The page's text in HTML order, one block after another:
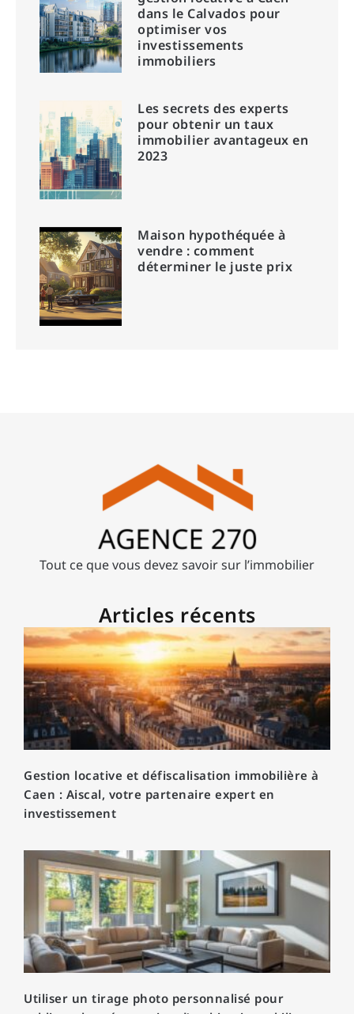
dans le Calvados pour
optimiser vos
investissements
immobiliers
Les secrets des experts
pour obtenir un taux
immobilier avantageux en
2023
Maison hypothéquée à
vendre : comment
déterminer le juste prix
Tout ce que vous devez savoir sur l’immobilier
Articles récents
Gestion locative et défiscalisation immobilière à
Caen : Aiscal, votre partenaire expert en
investissement
Utiliser un tirage photo personnalisé pour